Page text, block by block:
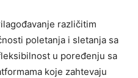
različitim
poletanja i sletanja sa
u poređenju sa
koje zahtevaju